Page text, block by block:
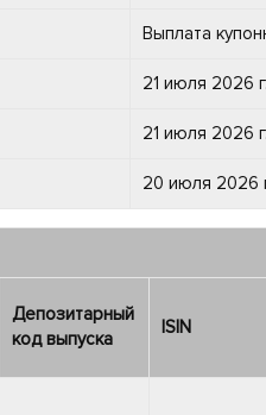
Выплата
21 июля 2026 г.
21 июля 2026 г.
20 июля 2026
Депозитарный
код выпуска
ISIN